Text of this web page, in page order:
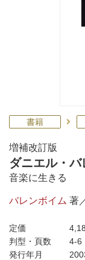
書籍
増補改訂版
ダニエル・
音楽に生きる
バレンボイム 著
定価
判型・頁数
4-6
発行年月